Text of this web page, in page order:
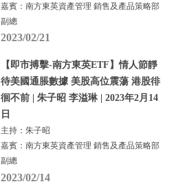
嘉賓：南方東英資產管理 銷售及產品策略部
副總
2023/02/21
【即市搏擊-南方東英ETF】情人節靜
待美國通脹數據 美股高位震蕩 港股徘
徊不前 | 朱子昭 李溢琳 | 2023年2月14
日
主持：朱子昭
嘉賓：南方東英資產管理 銷售及產品策略部
副總
2023/02/14